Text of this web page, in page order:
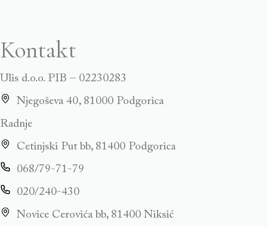
Kontakt
Ulis d.o.o. PIB – 02230283
Njegoševa 40, 81000 Podgorica
Radnje
Cetinjski Put bb, 81400 Podgorica
068/79-71-79
020/240-430
Novice Cerovića bb, 81400 Niksić